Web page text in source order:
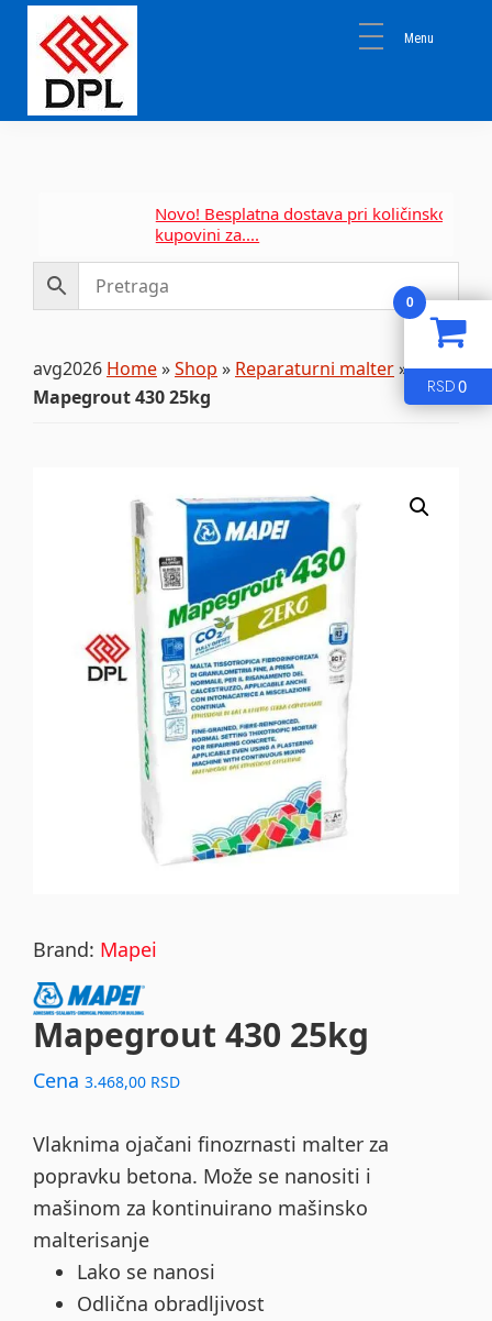
primary
navigation
main
content
primary
sidebar
DPL
Novo! Besplatna dostava pri količinskoj
kupovini za....
avg2026 Home»Shop » Reparaturni malter »
Mapegrout 430 25kg
Brand: Mapei
Mapegrout 430 25kg
Cena 3.468,00 RSD
Vlaknima ojačani finozrnasti malter za
popravku betona. Može se nanositi i
mašinom za kontinuirano mašinsko
malterisanje
Lako se nanosi
Odlična obradljivost
0
RSD0